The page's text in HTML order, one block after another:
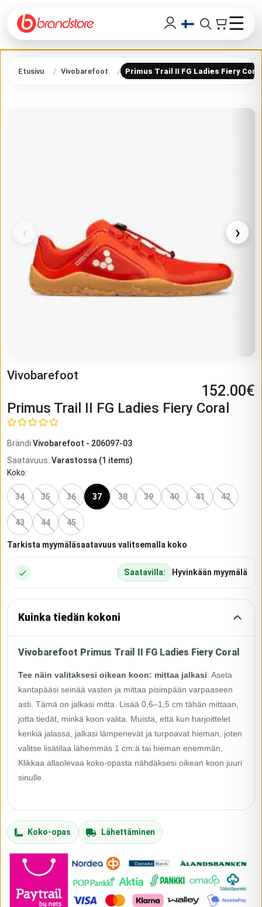
☰
Etusivu Vivobarefoot Primus Trail II FG Ladies Fiery Coral
‹ ›
Vivobarefoot
152.00€
Primus Trail II FG Ladies Fiery Coral
Brändi Vivobarefoot - 206097-03
Saatavuus: Varastossa (1 items)
Koko:
34 35 36 37 38 39 40 41 42
43 44 45
Tarkista myymäläsaatavuus valitsemalla koko
Saatavilla: Hyvinkään myymälä
Kuinka tiedän kokoni
Vivobarefoot Primus Trail II FG Ladies Fiery Coral
Tee näin valitaksesi oikean koon: mittaa jalkasi: Aseta
kantapääsi seinää vasten ja mittaa pisimpään varpaaseen
asti. Tämä on jalkasi mitta. Lisää 0,6–1,5 cm tähän mittaan,
jotta tiedät, minkä koon valita. Muista, että kun harjoittelet
kenkiä jalassa, jalkasi lämpenevät ja turpoavat hieman, joten
valitse lisätilaa lähemmäs 1 cm:ä tai hieman enemmän.
Klikkaa allaolevaa koko-opasta nähdäksesi oikean koon juuri
sinulle.
Koko-opas Lähettäminen